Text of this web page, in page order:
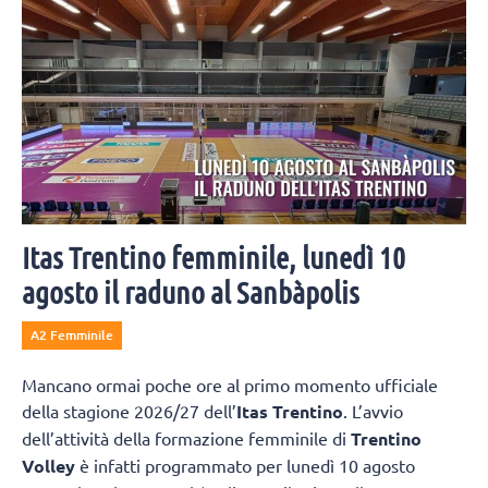
Itas Trentino femminile, lunedì 10
agosto il raduno al Sanbàpolis
A2 Femminile
Mancano ormai poche ore al primo momento ufficiale
della stagione 2026/27 dell’Itas Trentino . L’avvio
dell’attività della formazione femminile di Trentino
Volley è infatti programmato per lunedì 10 agosto